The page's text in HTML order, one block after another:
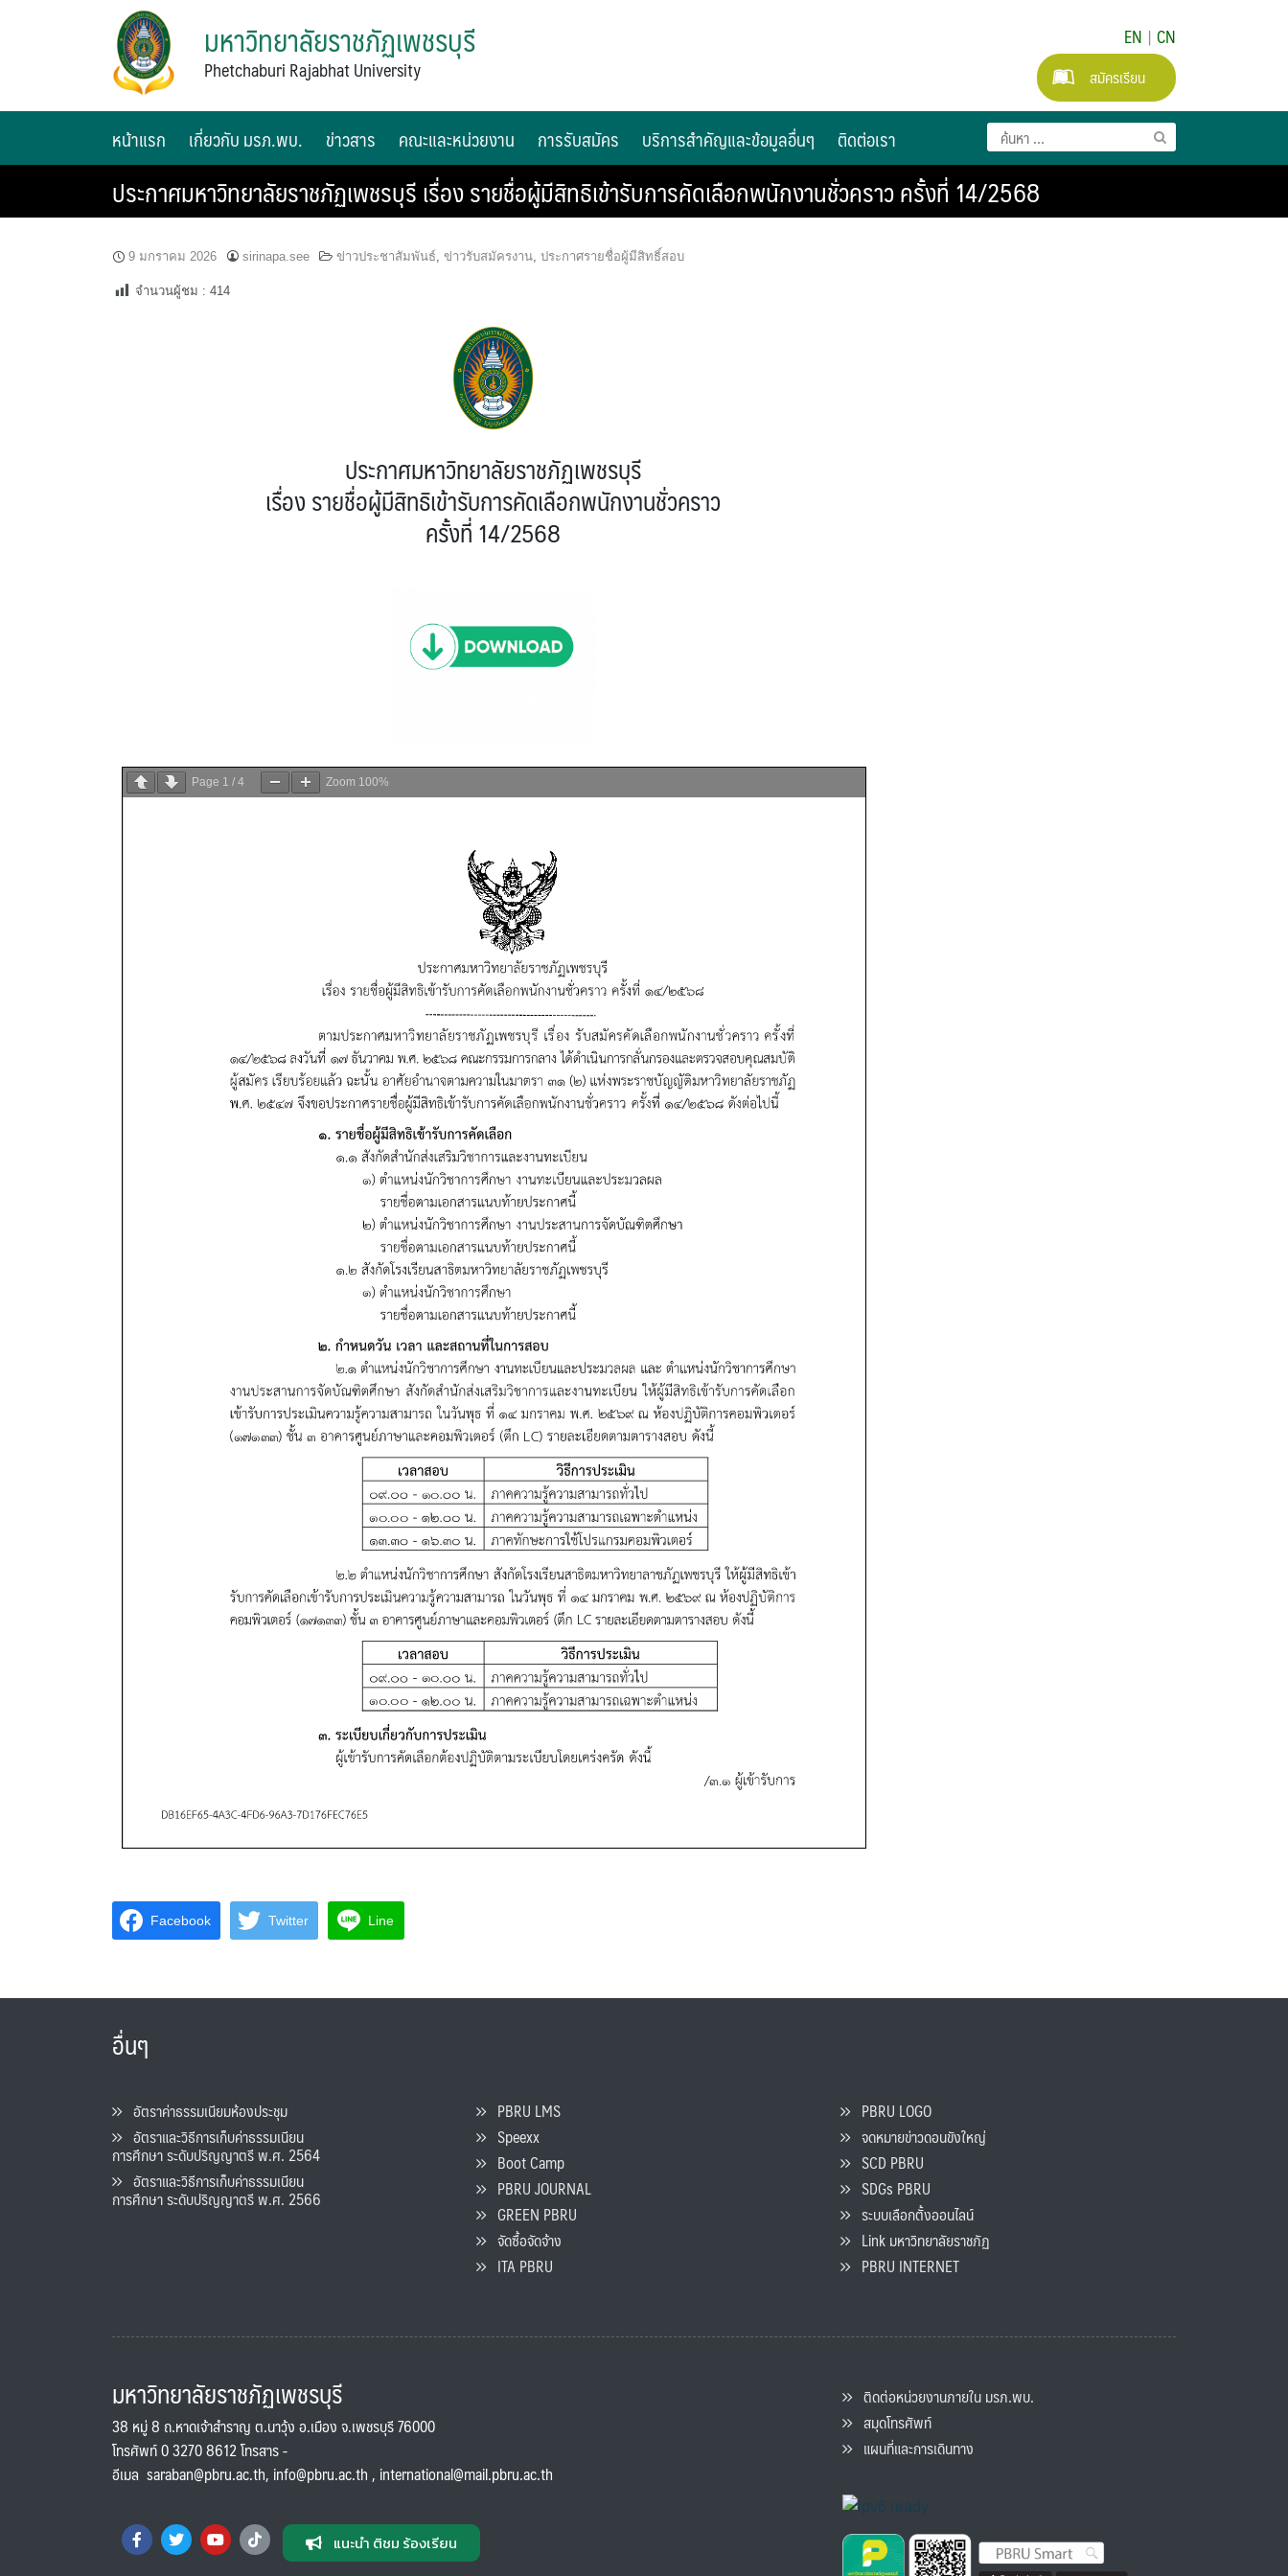
มหาวิทยาลัยราชภัฏเพชรบุรี
Phetchaburi Rajabhat University
EN | CN
สมัครเรียน
หน้าแรก เกี่ยวกับ มรภ.พบ. ข่าวสาร คณะและหน่วยงาน การรับสมัคร บริการสำคัญและข้อมูลอื่นๆ ติดต่อเรา
ประกาศมหาวิทยาลัยราชภัฏเพชรบุรี เรื่อง รายชื่อผู้มีสิทธิเข้ารับการคัดเลือกพนักงานชั่วคราว ครั้งที่ 14/2568
9 มกราคม 2026 sirinapa.see ข่าวประชาสัมพันธ์, ข่าวรับสมัครงาน, ประกาศรายชื่อผู้มีสิทธิ์สอบ
จำนวนผู้ชม : 414
ประกาศมหาวิทยาลัยราชภัฏเพชรบุรี
เรื่อง รายชื่อผู้มีสิทธิเข้ารับการคัดเลือกพนักงานชั่วคราว
ครั้งที่ 14/2568
Page 1 / 4 Zoom 100%
Facebook Twitter Line
อื่นๆ
อัตราค่าธรรมเนียมห้องประชุม
อัตราและวิธีการเก็บค่าธรรมเนียน
การศึกษา ระดับปริญญาตรี พ.ศ. 2564
อัตราและวิธีการเก็บค่าธรรมเนียน
การศึกษา ระดับปริญญาตรี พ.ศ. 2566
PBRU LMS
Speexx
Boot Camp
PBRU JOURNAL
GREEN PBRU
จัดซื้อจัดจ้าง
ITA PBRU
PBRU LOGO
จดหมายข่าวดอนขังใหญ่
SCD PBRU
SDGs PBRU
ระบบเลือกตั้งออนไลน์
Link มหาวิทยาลัยราชภัฏ
PBRU INTERNET
มหาวิทยาลัยราชภัฏเพชรบุรี
38 หมู่ 8 ถ.หาดเจ้าสำราญ ต.นาวุ้ง อ.เมือง จ.เพชรบุรี 76000
โทรศัพท์ 0 3270 8612 โทรสาร -
อีเมล saraban@pbru.ac.th, info@pbru.ac.th, international@mail.pbru.ac.th
แนะนำ ติชม ร้องเรียน
ติดต่อหน่วยงานภายใน มรภ.พบ.
สมุดโทรศัพท์
แผนที่และการเดินทาง